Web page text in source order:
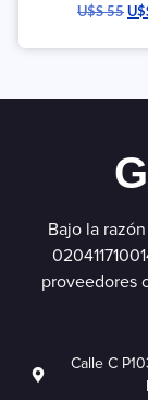
U$S55
Bajo la
proveedores
Calle C